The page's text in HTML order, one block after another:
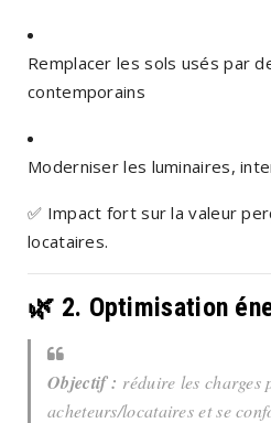
Remplacer les sols usés par
contemporains
Moderniser les luminaires,
✅ Impact fort sur la valeur
locataires.
🌿 2. Optimisation
Objectif : réduire les charges
acheteurs/locataires et se